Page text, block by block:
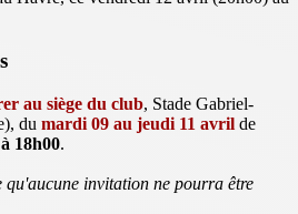
au siège du club, Stade Gabriel-
du mardi 09 au jeudi 11 avril de
18h00.
qu'aucune invitation ne pourra être